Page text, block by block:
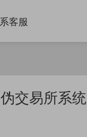
客服
交易所系统